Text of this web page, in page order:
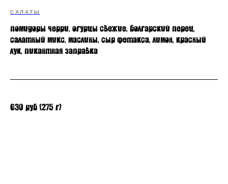
САЛАТЫ
помидоры черри, огурцы свежие, болгарский перец,
салатный микс, маслины, сыр фетакса, лимон, красный
лук, пикантная заправка
630 руб (275 г)